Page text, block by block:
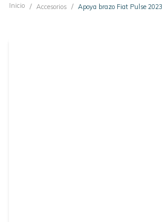
Inicio Accesorios Apoya brazo Fiat Pulse